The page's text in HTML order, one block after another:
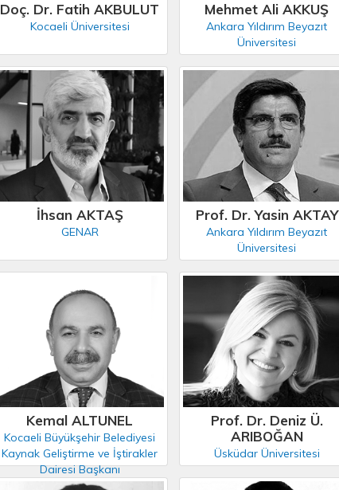
Doç. Dr. Fatih AKBULUT
Kocaeli Üniversitesi
Mehmet Ali AKKUŞ
Ankara Yıldırım Beyazıt
Üniversitesi
İhsan AKTAŞ
GENAR
Prof. Dr. Yasin AKTAY
Ankara Yıldırım Beyazıt
Üniversitesi
Kemal ALTUNEL
Kocaeli Büyükşehir Belediyesi
Kaynak Geliştirme ve İştirakler
Dairesi Başkanı
Prof. Dr. Deniz Ü.
ARIBOĞAN
Üsküdar Üniversitesi